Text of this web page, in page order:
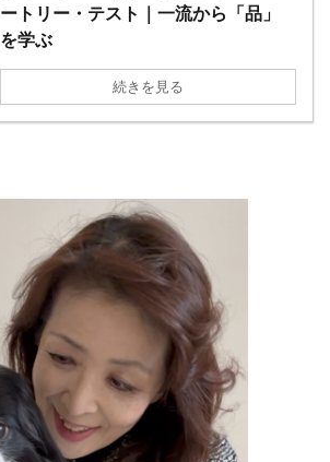
ートリー・テスト｜一流から「品」
を学ぶ
続きを見る